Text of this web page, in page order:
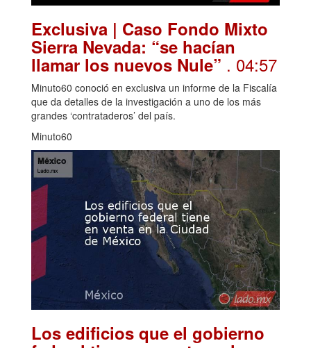
Exclusiva | Caso Fondo Mixto
Sierra Nevada: “se hacían
llamar los nuevos Nule” . 04:57
Minuto60 conoció en exclusiva un informe de la Fiscalía
que da detalles de la investigación a uno de los más
grandes ‘contrataderos’ del país.
Minuto60
Los edificios que el gobierno